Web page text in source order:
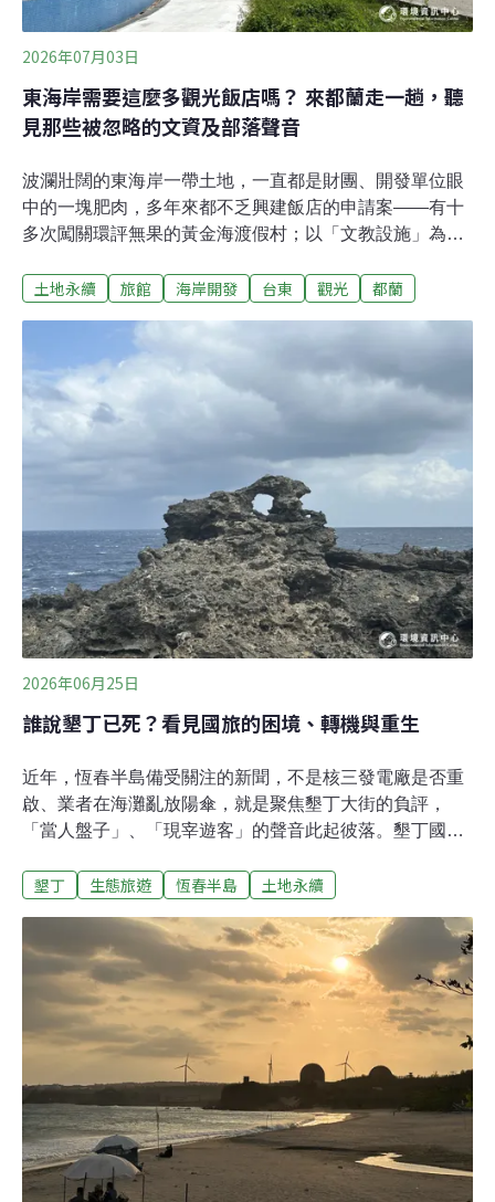
2026年07月03日
東海岸需要這麼多觀光飯店嗎？ 來都蘭走一趟，聽
見那些被忽略的文資及部落聲音
波瀾壯闊的東海岸一帶土地，一直都是財團、開發單位眼
中的一塊肥肉，多年來都不乏興建飯店的申請案——有十
多次闖關環評無果的黃金海渡假村；以「文教設施」為名
有正在等待第四次環評初審的ATT都蘭渡假村……這些開
題，更多無形影響是原住民部落生活以及文化資產，可是
環評審核大多聚焦工程面向，對於人文的影響，環評委員
多半只能要求「溝通再溝通」。《環境資訊中心》專訪環
評初審會議人文面向的專家學者，以及提出反對的原住民
居民，了解多年的溝通輪迴中常被忽略的聲音。
土地永續 旅館 海岸開發 台東 觀光 都蘭
2026年06月25日
誰說墾丁已死？看見國旅的困境、轉機與重生
近年，恆春半島備受關注的新聞，不是核三發電廠是否重
啟、業者在海灘亂放陽傘，就是聚焦墾丁大街的負評，
「當人盤子」、「現宰遊客」的聲音此起彼落。墾丁國家
產業更是雪上加霜。可是，當我們走出網絡輿論，親身走
——在保護區看崩崖、裙礁和峽谷；走過大沙丘聽人文歷
史故事；親手製作民間小吃紅龜粿；晚上觀賞保育類昆
蟲。走到累了，可以躺在草原野餐看海和發呆。如果體力
滿滿，還可以考慮參加一場運動賽事，揮發汗水之際也要
認識南國的山與海。隨著時代變遷，民眾的旅遊形態早已
改變，公部門計算遊客量的方式能否追得上時代？當成果
只聚焦在旅遊數字，該如何維持品質與深度的平衡？墾丁
觀光某程度上反映了台灣國旅萎靡，或許我們更需要思
考，國旅還有重生的機會嗎？《環境資訊中心》記者於3
月初策劃一場「越野跑比賽ｘ南國小旅行」，以台灣首辦
墾丁 生態旅遊 恆春半島 土地永續